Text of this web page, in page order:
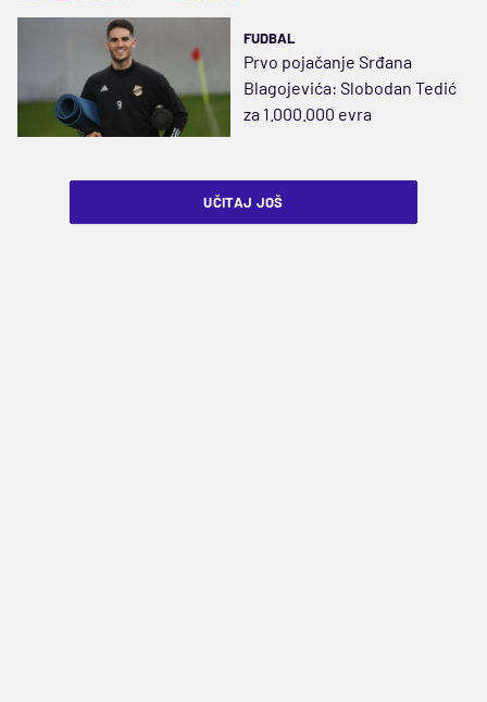
FUDBAL
Prvo pojačanje Srđana
Blagojevića: Slobodan Tedić
za 1.000.000 evra
UČITAJ JOŠ